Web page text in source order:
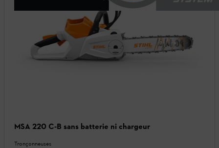
MSA 220 C-B sans batterie ni chargeur
Tronçonneuses